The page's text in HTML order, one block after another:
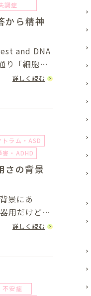
調症
から精神
and DNA
り「細胞周
タンパク質
詳しく読む
ラム・ASD
害・ADHD
さの背景
景にあ
用だけど、
に時間がか
詳しく読む
不安症